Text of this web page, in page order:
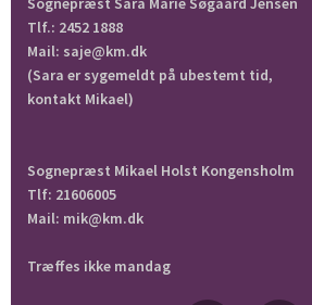
Tlf.: 2452 1888
Mail: saje@km.dk
(Sara er sygemeldt på ubestemt tid,
kontakt Mikael)
Sognepræst Mikael Holst Kongensholm
Tlf: 21606005
Mail: mik@km.dk
Træffes ikke mandag